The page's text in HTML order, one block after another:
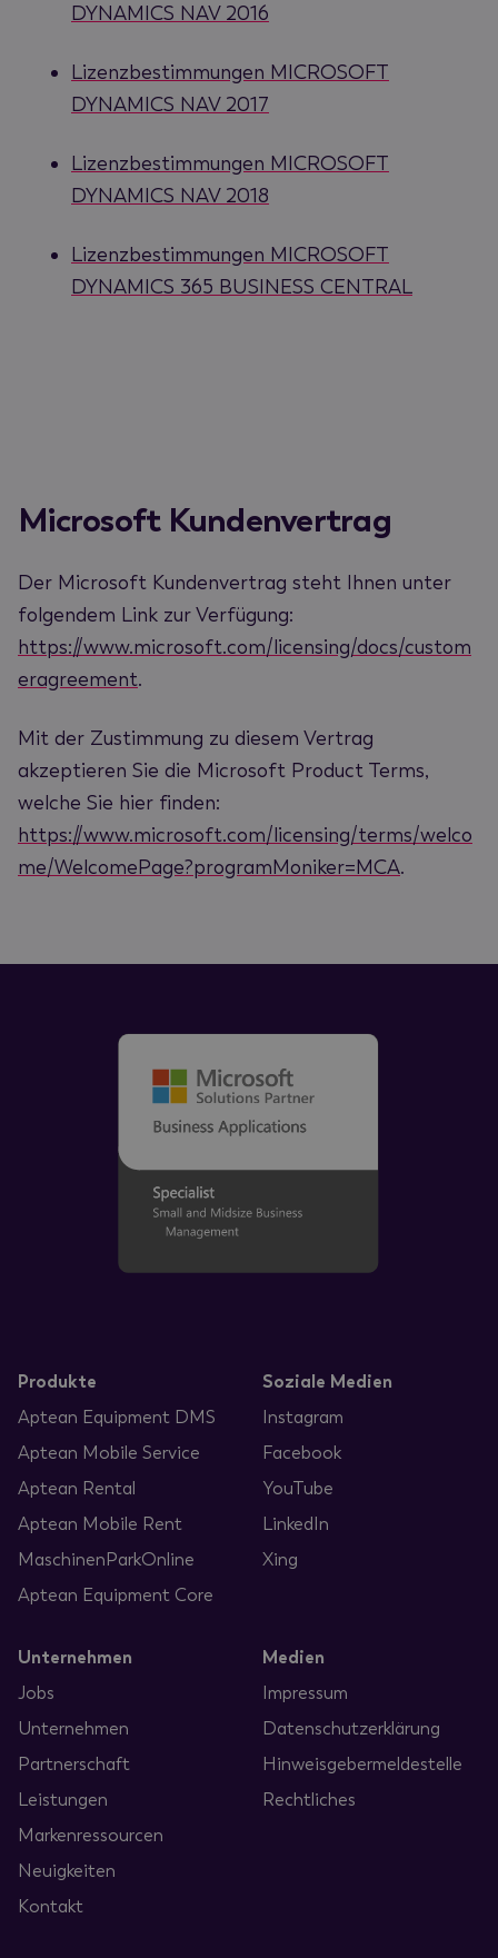
DYNAMICS NAV 2016
Lizenzbestimmungen MICROSOFT
DYNAMICS NAV 2017
Lizenzbestimmungen MICROSOFT
DYNAMICS NAV 2018
Lizenzbestimmungen MICROSOFT
DYNAMICS 365 BUSINESS CENTRAL
Microsoft Kundenvertrag
Der Microsoft Kundenvertrag steht Ihnen unter
folgendem Link zur Verfügung:
https://www.microsoft.com/licensing/docs/custom
eragreement.
Mit der Zustimmung zu diesem Vertrag
akzeptieren Sie die Microsoft Product Terms,
welche Sie hier finden:
https://www.microsoft.com/licensing/terms/welco
me/WelcomePage?programMoniker=MCA.
Produkte
Aptean Equipment DMS
Aptean Mobile Service
Aptean Rental
Aptean Mobile Rent
MaschinenParkOnline
Aptean Equipment Core
Soziale Medien
Instagram
Facebook
YouTube
LinkedIn
Xing
Unternehmen
Jobs
Unternehmen
Partnerschaft
Leistungen
Markenressourcen
Neuigkeiten
Kontakt
Medien
Impressum
Datenschutzerklärung
Hinweisgebermeldestelle
Rechtliches